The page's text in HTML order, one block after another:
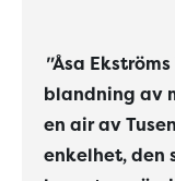
"Åsa
blandning av
en air av
enkelhet, den